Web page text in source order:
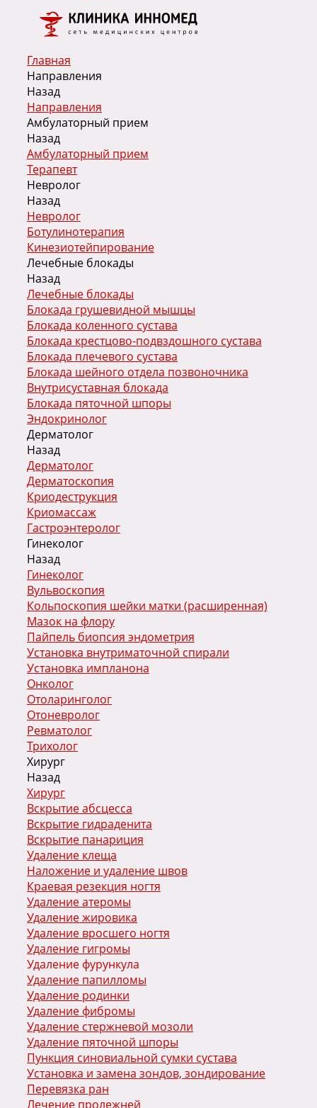
Главная
Направления
Назад
Направления
Амбулаторный прием
Назад
Амбулаторный прием
Терапевт
Невролог
Назад
Невролог
Ботулинотерапия
Кинезиотейпирование
Лечебные блокады
Назад
Лечебные блокады
Блокада грушевидной мышцы
Блокада коленного сустава
Блокада крестцово-подвздошного сустава
Блокада плечевого сустава
Блокада шейного отдела позвоночника
Внутрисуставная блокада
Блокада пяточной шпоры
Эндокринолог
Дерматолог
Назад
Дерматолог
Дерматоскопия
Криодеструкция
Криомассаж
Гастроэнтеролог
Гинеколог
Назад
Гинеколог
Вульвоскопия
Кольпоскопия шейки матки (расширенная)
Мазок на флору
Пайпель биопсия эндометрия
Установка внутриматочной спирали
Установка импланона
Онколог
Отоларинголог
Отоневролог
Ревматолог
Трихолог
Хирург
Назад
Хирург
Вскрытие абсцесса
Вскрытие гидраденита
Вскрытие панариция
Удаление клеща
Наложение и удаление швов
Краевая резекция ногтя
Удаление атеромы
Удаление жировика
Удаление вросшего ногтя
Удаление гигромы
Удаление фурункула
Удаление папилломы
Удаление родинки
Удаление фибромы
Удаление стержневой мозоли
Удаление пяточной шпоры
Пункция синовиальной сумки сустава
Установка и замена зондов, зондирование
Перевязка ран
Лечение пролежней